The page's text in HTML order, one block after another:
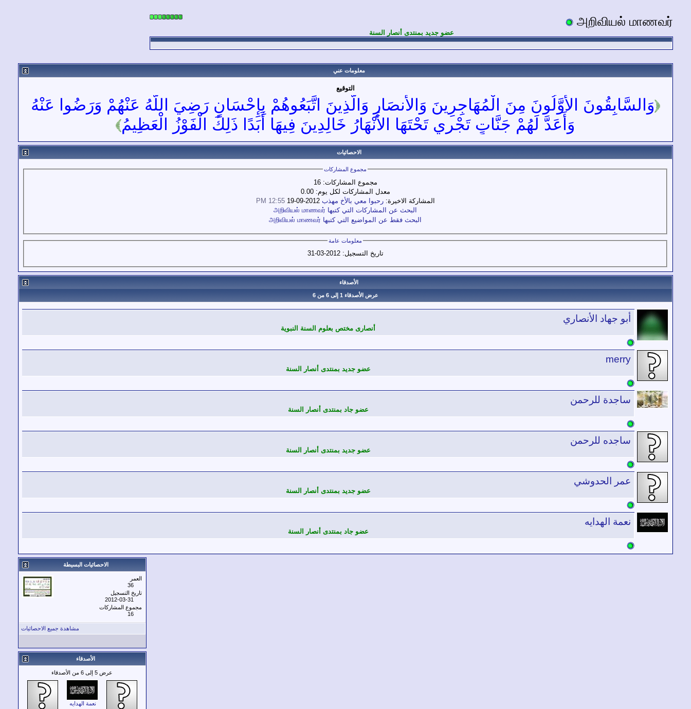
அறிவியல் மாணவர்
عضو جديد بمنتدى أنصار السنة
معلومات عني
التوقيع
وَالسَّابِقُونَ الأَوَّلُونَ مِنَ الْمُهَاجِرِينَ وَالأَنصَارِ وَالَّذِينَ اتَّبَعُوهُمْ بِإِحْسَانٍ رَضِيَ اللَّهُ عَنْهُمْ وَرَضُوا عَنْهُ
وَأَعَدَّ لَهُمْ جَنَّاتٍ تَجْرِي تَحْتَهَا الأَنْهَارُ خَالِدِينَ فِيهَا أَبَدًا ذَلِكَ الْفَوْزُ الْعَظِيمُ
الاحصائيات
مجموع المشاركات
مجموع المشاركات: 16
معدل المشاركات لكل يوم: 0.00
المشاركة الاخيرة: رحبوا معي بالأخ مهذب 2012-09-19
12:55 PM
البحث عن المشاركات التي كتبها அறிவியல் மாணவர்
البحث فقط عن المواضيع التي كتبها அறிவியல் மாணவர்
معلومات عامة
تاريخ التسجيل: 2012-03-31
الأصدقاء
عرض الأصدقاء 1 إلى 6 من 6
أبو جهاد الأنصاري
أنصارى مختص بعلوم السنة النبوية
merry
عضو جديد بمنتدى أنصار السنة
ساجدة للرحمن
عضو جاد بمنتدى أنصار السنة
ساجده للرحمن
عضو جديد بمنتدى أنصار السنة
عمر الحدوشي
عضو جديد بمنتدى أنصار السنة
نعمة الهدايه
عضو جاد بمنتدى أنصار السنة
الاحصائيات البسيطة
العمر
36
تاريخ التسجيل
2012-03-31
مجموع المشاركات
16
مشاهدة جميع الاحصائيات
الأصدقاء
عرض 5 إلى 6 من الأصدقاء
نعمة الهدايه